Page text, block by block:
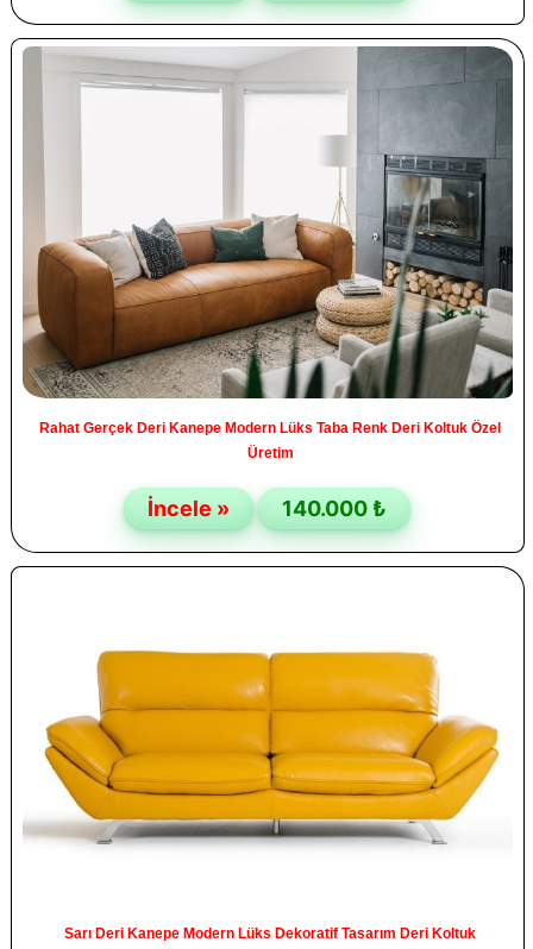
Rahat Gerçek Deri Kanepe Modern Lüks Taba Renk Deri Koltuk Özel
Üretim
İncele » 140.000 ₺
Sarı Deri Kanepe Modern Lüks Dekoratif Tasarım Deri Koltuk